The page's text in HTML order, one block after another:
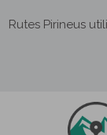
Rutes Pirineus